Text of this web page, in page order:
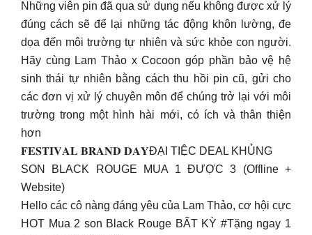
Những viên pin đã qua sử dụng nếu không được xử lý
đúng cách sẽ để lại những tác động khôn lường, đe
dọa đến môi trường tự nhiên và sức khỏe con người.
Hãy cùng Lam Thảo x Cocoon góp phần bảo vệ hệ
sinh thái tự nhiên bằng cách thu hồi pin cũ, gửi cho
các đơn vị xử lý chuyên môn để chúng trở lại với môi
trường trong một hình hài mới, có ích và thân thiện
hơn
𝐅𝐄𝐒𝐓𝐈𝐕𝐀𝐋 𝐁𝐑𝐀𝐍𝐃 𝐃𝐀𝐘ĐẠI TIỆC DEAL KHỦNG
SON BLACK ROUGE MUA 1 ĐƯỢC 3 (Offline +
Website)
Hello các cô nàng đáng yêu của Lam Thảo, cơ hội cực
HOT Mua 2 son Black Rouge BẤT KỲ #Tặng ngay 1